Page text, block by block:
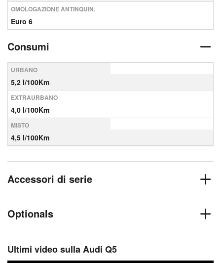
OMOLOGAZIONE ANTINQUIN.
Euro 6
Consumi
URBANO
5,2 l/100Km
EXTRAURBANO
4,0 l/100Km
MISTO
4,5 l/100Km
Accessori di serie
Optionals
Ultimi video sulla Audi Q5